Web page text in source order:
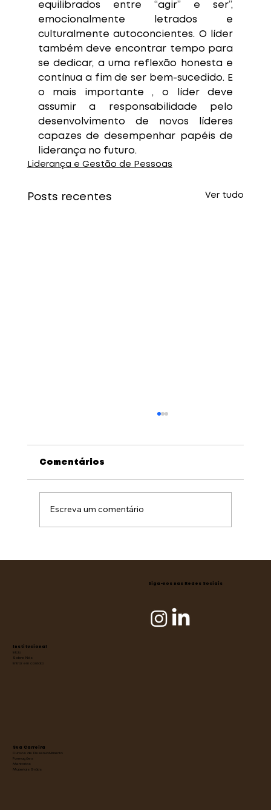
equilibrados entre “agir” e ser”,
emocionalmente letrados e
culturalmente autoconcientes. O líder
também deve encontrar tempo para
se dedicar, a uma reflexão honesta e
contínua a fim de ser bem-sucedido. E
o mais importante , o líder deve
assumir a responsabilidade pelo
desenvolvimento de novos líderes
capazes de desempenhar papéis de
liderança no futuro.
Liderança e Gestão de Pessoas
Posts recentes Ver tudo
Comentários
Escreva um comentário
Institucional
Início
Sobre Nós
Entrar em contato
Sua Carreira
Cursos de Desenvolvimento
Formações
Mentorias
Materiais Grátis
Siga-nos nas Redes Sociais